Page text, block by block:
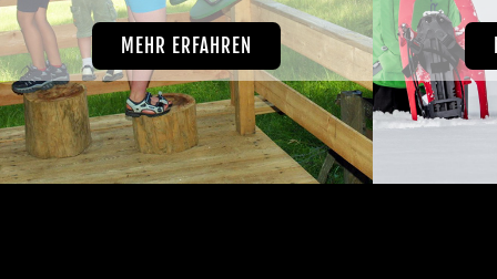
MEHR ERFAHREN